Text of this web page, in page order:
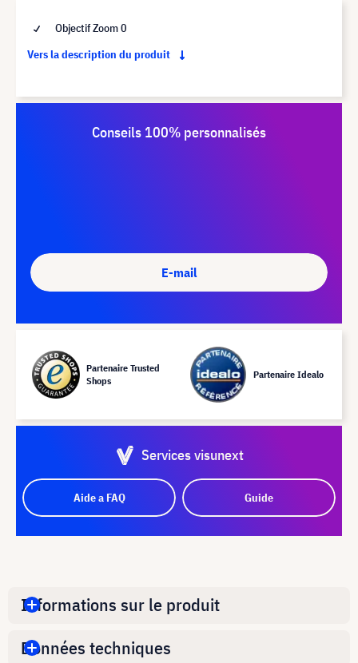
Objectif Zoom 0
Vers la description du produit
Conseils 100% personnalisés
E-mail
Partenaire Trusted
Shops
Partenaire Idealo
Services visunext
Aide a FAQ Guide
Informations sur le produit
Données techniques